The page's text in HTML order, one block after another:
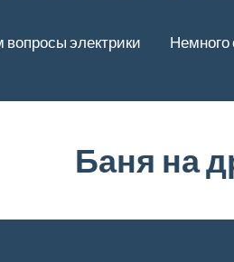
вопросы электрики Немного
Баня на